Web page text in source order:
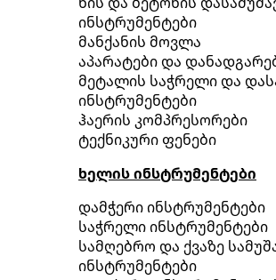
ინსტრუმენტები
მანქანის მოვლა
აპარატები და
მეტალის საჭრელი და
ინსტრუმენტები
ჰაერის კომპრესორები
ტექნიკური ფენები
ხელის ინსტრუმენტები
დამჭერი ინსტრუმენტები
საჭრელი ინსტრუმენტები
სამღებრო და ქვაზე
ინსტრუმენტები